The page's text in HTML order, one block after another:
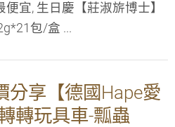
宜, 生日慶【莊淑旂博士】
包/盒 ...
分享【德國Hape愛
轉玩具車-瓢蟲